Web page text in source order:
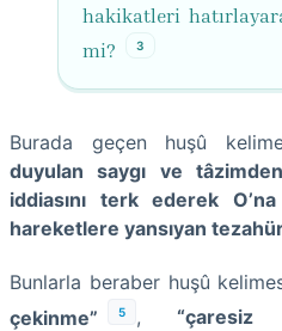
hakikatleri
mi?
3
Burada geçen huşû
duyulan saygı ve
iddiasını terk ederek
hareketlere yansıyan
Bunlarla beraber huşû
çekinme”
5 ,